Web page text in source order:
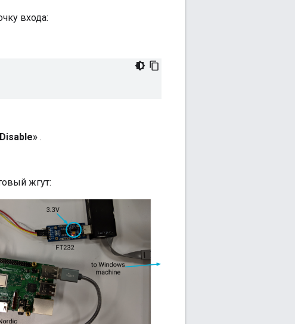
входа:
.
жгут: